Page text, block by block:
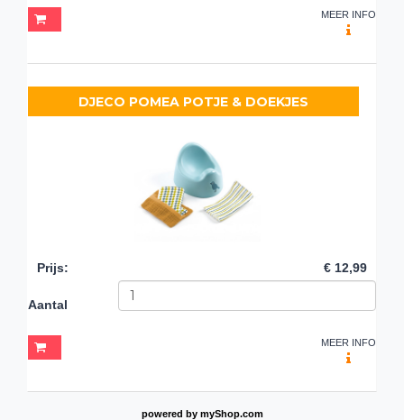
MEER INFO
DJECO POMEA POTJE & DOEKJES
Prijs: € 12,99
Aantal
MEER INFO
powered by myShop.com